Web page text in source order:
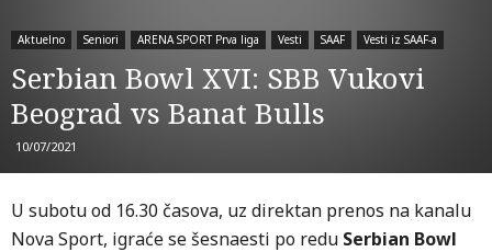
Aktuelno Seniori ARENA SPORT Prva liga Vesti SAAF Vesti iz SAAF-a
Serbian Bowl XVI: SBB Vukovi
Beograd vs Banat Bulls
10/07/2021
U subotu od 16.30 časova, uz direktan prenos na kanalu
Nova Sport, igraće se šesnaesti po redu Serbian Bowl